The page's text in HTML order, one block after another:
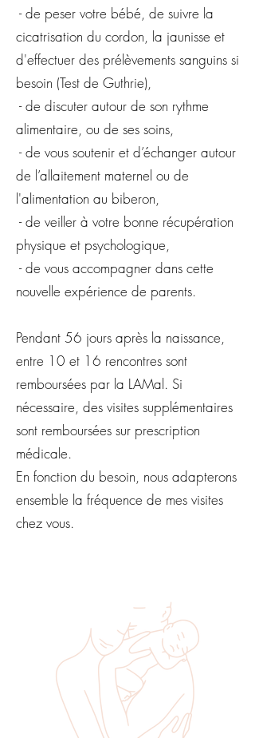
- de peser votre bébé, de suivre la
cicatrisation du cordon, la jaunisse et
d'effectuer des prélèvements sanguins si
besoin (Test de Guthrie),
- de discuter autour de son rythme
alimentaire, ou de ses soins,
- de vous soutenir et d’échanger autour
de l’allaitement maternel ou de
l'alimentation au biberon,
- de veiller à votre bonne récupération
physique et psychologique,
- de vous accompagner dans cette
nouvelle expérience de parents.
Pendant 56 jours après la naissance,
entre 10 et 16 rencontres sont
remboursées par la LAMal. Si
nécessaire, des visites supplémentaires
sont remboursées sur prescription
médicale.
En fonction du besoin, nous adapterons
ensemble la fréquence de mes visites
chez vous.